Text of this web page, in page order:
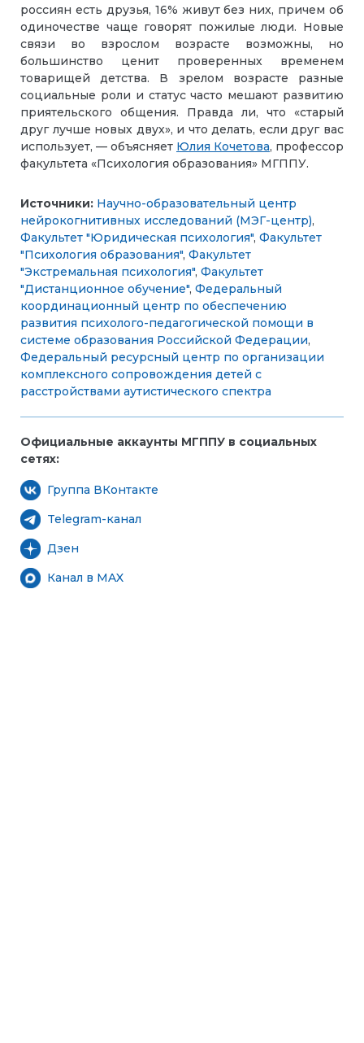
россиян есть друзья, 16% живут без них, причем об
одиночестве чаще говорят пожилые люди. Новые
связи во взрослом возрасте возможны, но
большинство ценит проверенных временем
товарищей детства. В зрелом возрасте разные
социальные роли и статус часто мешают развитию
приятельского общения. Правда ли, что «старый
друг лучше новых двух», и что делать, если друг вас
использует, — объясняет Юлия Кочетова, профессор
факультета «Психология образования» МГППУ.
Источники: Научно-образовательный центр
нейрокогнитивных исследований (МЭГ-центр),
Факультет "Юридическая психология", Факультет
"Психология образования", Факультет
"Экстремальная психология", Факультет
"Дистанционное обучение", Федеральный
координационный центр по обеспечению
развития психолого-педагогической помощи в
системе образования Российской Федерации,
Федеральный ресурсный центр по организации
комплексного сопровождения детей с
расстройствами аутистического спектра
Официальные аккаунты МГППУ в социальных
сетях:
Группа ВКонтакте
Telegram-канал
Дзен
Канал в MAX